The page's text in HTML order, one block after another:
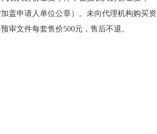
盖申请人单位公章）。未向代理机构购买资
审文件每套售价500元，售后不退。